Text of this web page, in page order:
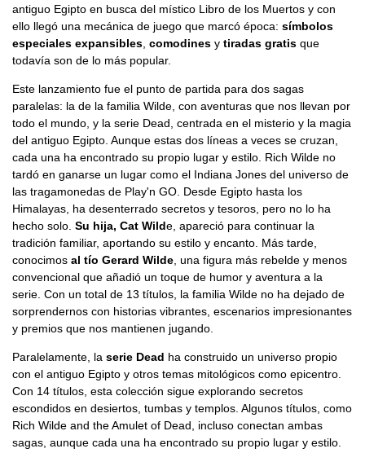
antiguo Egipto en busca del místico Libro de los Muertos y con
ello llegó una mecánica de juego que marcó época: símbolos
especiales expansibles, comodines y tiradas gratis que
todavía son de lo más popular.
Este lanzamiento fue el punto de partida para dos sagas
paralelas: la de la familia Wilde, con aventuras que nos llevan por
todo el mundo, y la serie Dead, centrada en el misterio y la magia
del antiguo Egipto. Aunque estas dos líneas a veces se cruzan,
cada una ha encontrado su propio lugar y estilo. Rich Wilde no
tardó en ganarse un lugar como el Indiana Jones del universo de
las tragamonedas de Play'n GO. Desde Egipto hasta los
Himalayas, ha desenterrado secretos y tesoros, pero no lo ha
hecho solo. Su hija, Cat Wilde, apareció para continuar la
tradición familiar, aportando su estilo y encanto. Más tarde,
conocimos al tío Gerard Wilde, una figura más rebelde y menos
convencional que añadió un toque de humor y aventura a la
serie. Con un total de 13 títulos, la familia Wilde no ha dejado de
sorprendernos con historias vibrantes, escenarios impresionantes
y premios que nos mantienen jugando.
Paralelamente, la serie Dead ha construido un universo propio
con el antiguo Egipto y otros temas mitológicos como epicentro.
Con 14 títulos, esta colección sigue explorando secretos
escondidos en desiertos, tumbas y templos. Algunos títulos, como
Rich Wilde and the Amulet of Dead, incluso conectan ambas
sagas, aunque cada una ha encontrado su propio lugar y estilo.